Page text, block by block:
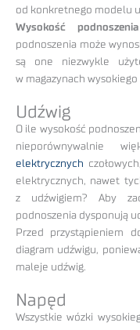
od konkretnego modelu
Wysokość podnoszenia
podnoszenia może
są one niezwykle
w magazynach wysokiego
Udźwig
O ile wysokość
nieporównywalnie
elektrycznych
elektrycznych, nawet
z udźwigiem? Aby
podnoszenia dysponują
Przed przystąpieniem
diagram udźwigu,
maleje udźwig.
Napęd
Wszystkie wózki